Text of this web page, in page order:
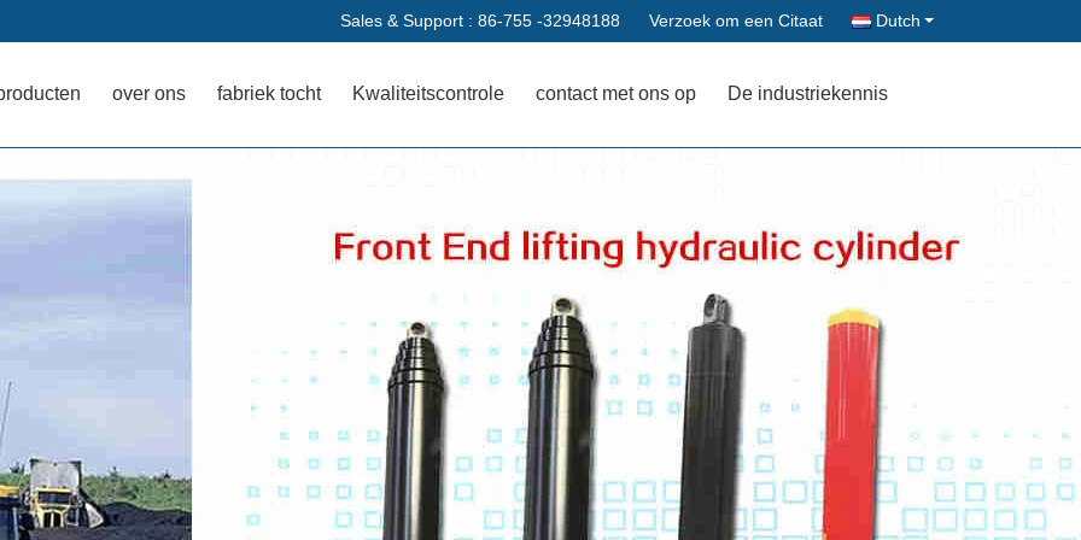
Sales & Support : 86-755 -32948188 Verzoek om een Citaat Dutch
over ons fabriek tocht Kwaliteitscontrole contact met ons op De industriekennis